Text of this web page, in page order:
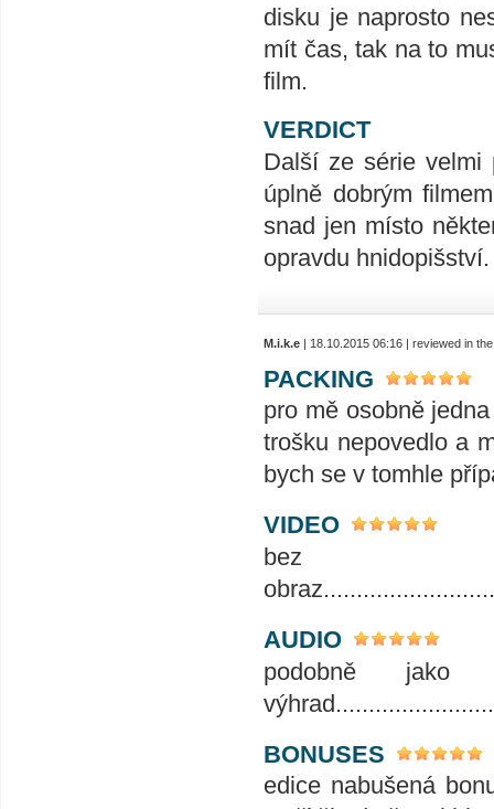
disku je naprosto
mít čas, tak na to
film.
VERDICT
Další ze série velmi
úplně dobrým
snad jen místo
opravdu
M.i.k.e | 18.10.2015 06:16 | reviewed in
PACKING
pro mě osobně
trošku nepovedlo a
bych se v tomhle
VIDEO
bez
AUDIO
podobně jako
BONUSES
edice nabušená